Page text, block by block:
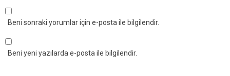
Beni sonraki yorumlar için e-posta ile bilgilendir.
Beni yeni yazılarda e-posta ile bilgilendir.